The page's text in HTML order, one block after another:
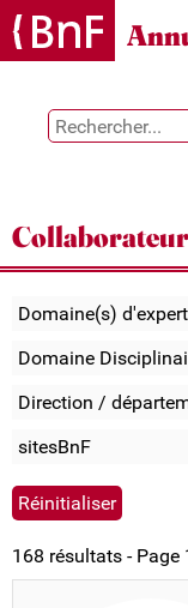
Gestion des cookies
Domaine(s)
Domaine
Direction /
sitesBnF
168 résultats - Page